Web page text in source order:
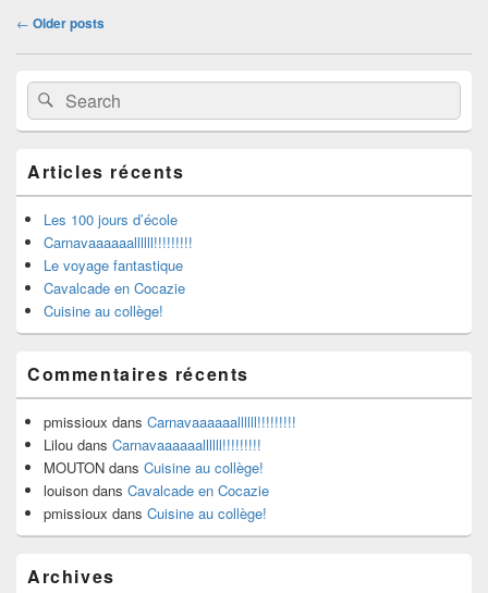
Post
← Older posts
Primary
Sidebar
Widget
Area
Search
for:
Search
Articles récents
Les 100 jours d’école
Carnavaaaaaallllll!!!!!!!!!
Le voyage fantastique
Cavalcade en Cocazie
Cuisine au collège!
Commentaires récents
pmissioux dans Carnavaaaaaallllll!!!!!!!!!
Lilou dans Carnavaaaaaallllll!!!!!!!!!
MOUTON dans Cuisine au collège!
louison dans Cavalcade en Cocazie
pmissioux dans Cuisine au collège!
Archives